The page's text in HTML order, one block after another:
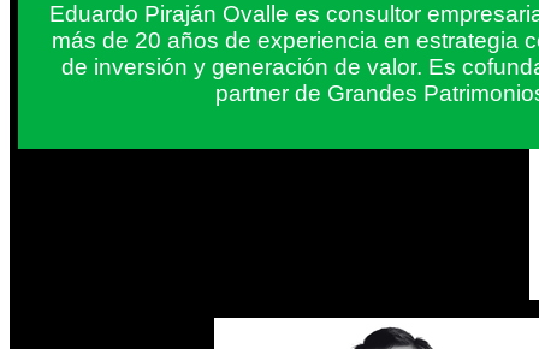
Eduardo Piraján Ovalle es consultor
más de 20 años de experiencia en estrategia
de inversión y generación de valor. Es
partner de Grandes